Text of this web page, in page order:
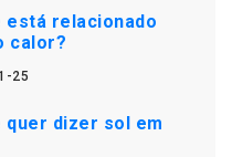
está relacionado
calor?
25
quer dizer sol em